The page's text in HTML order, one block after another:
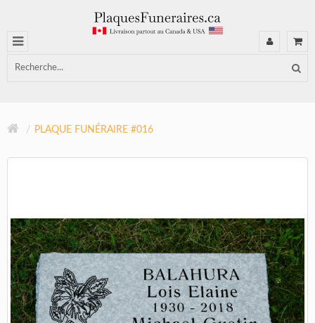
PLAQUE FUNÉRAIRE #016